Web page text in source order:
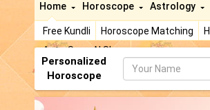
Home
Free Kundli Horoscope Matching
AstroSage AI Shop
Horoscope Astrology
Personalized
Horoscope
Name